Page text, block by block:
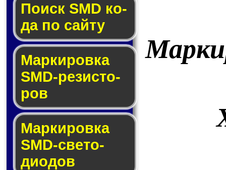
Поиск SMD ко­
да по сай­ту
Маркировка
SMD-ре­зис­то­
ров
Маркировка
SMD-све­то­
дио­дов